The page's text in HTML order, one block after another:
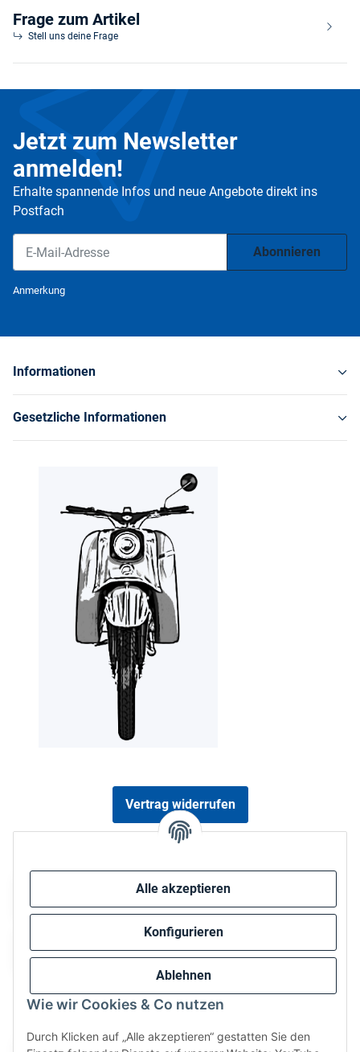
Alle akzeptieren
Konfigurieren
Ablehnen
Wie wir Cookies & Co nutzen
Durch Klicken auf „Alle akzeptieren“ gestatten Sie den
Frage zum Artikel
Stell uns deine Frage
Jetzt zum Newsletter
anmelden!
Erhalte spannende Infos und neue Angebote direkt ins
Postfach
Abonnieren
Anmerkung
Informationen
Gesetzliche Informationen
Vertrag widerrufen
Wir versenden via: